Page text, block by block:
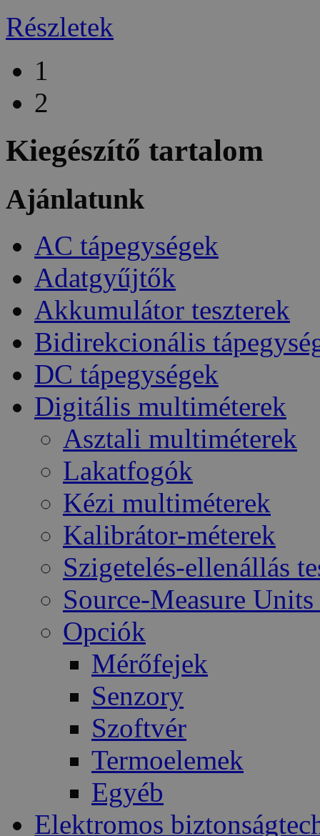
Részletek
1
2
Kiegészítő tartalom
Ajánlatunk
AC tápegységek
Adatgyűjtők
Akkumulátor teszterek
Bidirekcionális
DC tápegységek
Digitális multiméterek
Asztali multiméterek
Lakatfogók
Kézi multiméterek
Kalibrátor-méterek
Szigetelés-ellenállás
Source-Measure
Opciók
Mérőfejek
Senzory
Szoftvér
Termoelemek
Egyéb
Elektromos